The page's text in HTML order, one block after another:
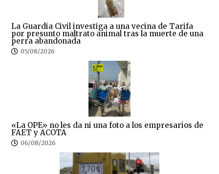
La Guardia Civil investiga a una vecina de Tarifa
por presunto maltrato animal tras la muerte de una
perra abandonada
05/08/2026
«La OPE» no les da ni una foto a los empresarios de
FAET y ACOTA
06/08/2026